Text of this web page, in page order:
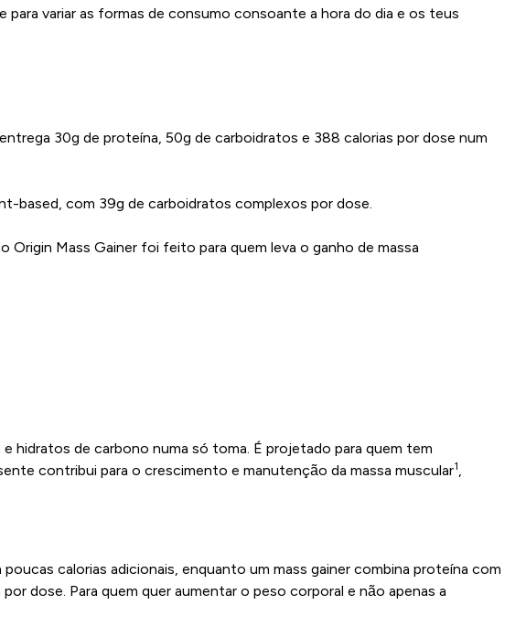
variar as formas de consumo consoante a hora do dia e os teus
30g de proteína, 50g de carboidratos e 388 calorias por dose num
based, com 39g de carboidratos complexos por dose.
Mass Gainer foi feito para quem leva o ganho de massa
hidratos de carbono numa só toma. É projetado para quem tem
contribui para o crescimento e manutenção da massa muscular1
calorias adicionais, enquanto um mass gainer combina proteína com
dose. Para quem quer aumentar o peso corporal e não apenas a